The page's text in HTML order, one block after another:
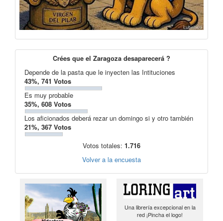
Crées que el Zaragoza desaparecerá ?
Depende de la pasta que le inyecten las Intituciones
43%, 741 Votos
Es muy probable
35%, 608 Votos
Los aficionados deberá rezar un domingo si y otro también
21%, 367 Votos
Votos totales: 1.716
Volver a la encuesta
Una librería excepcional en la
red ¡Pincha el logo!